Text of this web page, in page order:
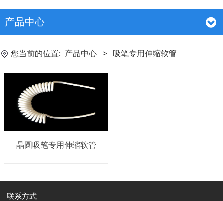
产品中心
您当前的位置: 产品中心 > 吸笔专用伸缩软管
晶圆吸笔专用伸缩软管
联系方式